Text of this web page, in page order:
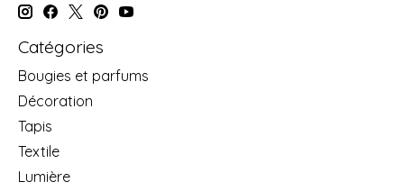
Catégories
Bougies et parfums
Décoration
Tapis
Textile
Lumière